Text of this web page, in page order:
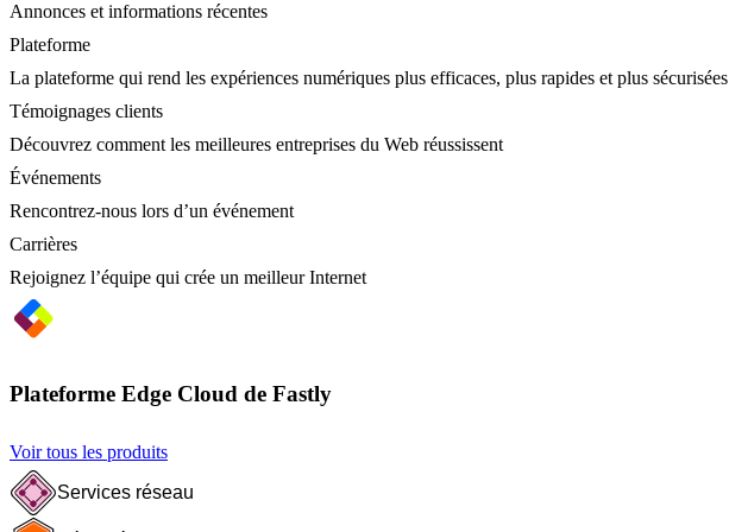
Annonces et informations récentes
Plateforme
La plateforme qui rend les expériences numériques plus efficaces, plus rapides et plus sécurisées
Témoignages clients
Découvrez comment les meilleures entreprises du Web réussissent
Événements
Rencontrez-nous lors d’un événement
Carrières
Rejoignez l’équipe qui crée un meilleur Internet
Plateforme Edge Cloud de Fastly
Voir tous les produits
Services réseau